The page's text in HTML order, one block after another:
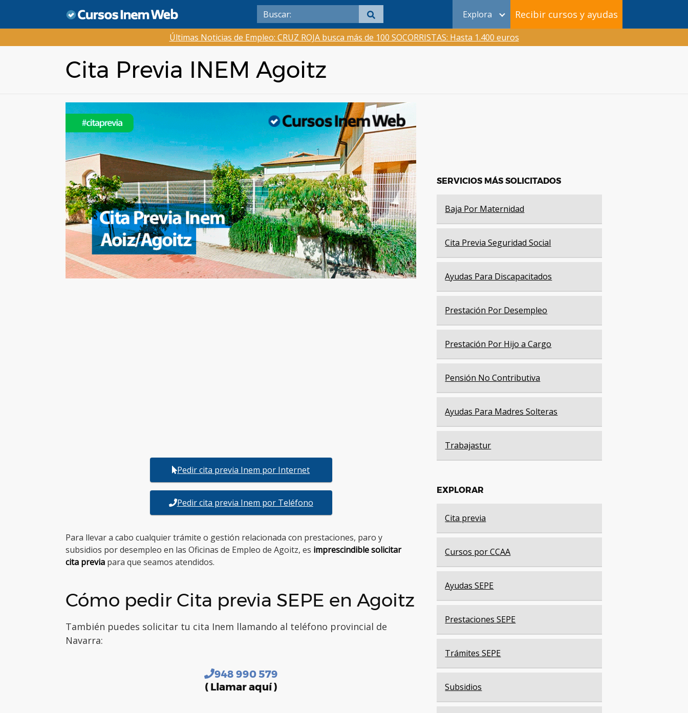
contenido
Explora Recibir cursos y ayudas
Últimas Noticias de Empleo: CRUZ ROJA busca más de 100 SOCORRISTAS: Hasta 1.400 euros
Cita Previa INEM Agoitz
Pedir cita previa Inem por Internet
Pedir cita previa Inem por Teléfono
Para llevar a cabo cualquier trámite o gestión relacionada con prestaciones, paro y
subsidios por desempleo en las Oficinas de Empleo de Agoitz, es imprescindible solicitar
cita previa para que seamos atendidos.
Cómo pedir Cita previa SEPE en Agoitz
También puedes solicitar tu cita Inem llamando al teléfono provincial de
Navarra:
948 990 579
( Llamar aquí )
SERVICIOS MÁS SOLICITADOS
Baja Por Maternidad
Cita Previa Seguridad Social
Ayudas Para Discapacitados
Prestación Por Desempleo
Prestación Por Hijo a Cargo
Pensión No Contributiva
Ayudas Para Madres Solteras
Trabajastur
EXPLORAR
Cita previa
Cursos por CCAA
Ayudas SEPE
Prestaciones SEPE
Trámites SEPE
Subsidios